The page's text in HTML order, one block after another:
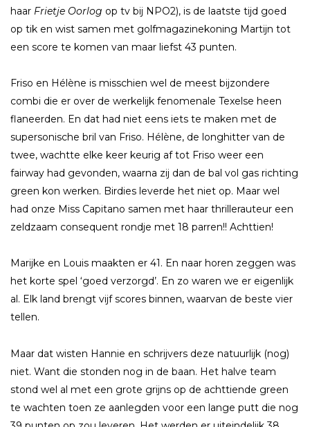
haar Frietje Oorlog op tv bij NPO2), is de laatste tijd goed
op tik en wist samen met golfmagazinekoning Martijn tot
een score te komen van maar liefst 43 punten.
Friso en Hélène is misschien wel de meest bijzondere
combi die er over de werkelijk fenomenale Texelse heen
flaneerden. En dat had niet eens iets te maken met de
supersonische bril van Friso. Hélène, de longhitter van de
twee, wachtte elke keer keurig af tot Friso weer een
fairway had gevonden, waarna zij dan de bal vol gas richting
green kon werken. Birdies leverde het niet op. Maar wel
had onze Miss Capitano samen met haar thrillerauteur een
zeldzaam consequent rondje met 18 parren!! Achttien!
Marijke en Louis maakten er 41. En naar horen zeggen was
het korte spel ‘goed verzorgd’. En zo waren we er eigenlijk
al. Elk land brengt vijf scores binnen, waarvan de beste vier
tellen.
Maar dat wisten Hannie en schrijvers deze natuurlijk (nog)
niet. Want die stonden nog in de baan. Het halve team
stond wel al met een grote grijns op de achttiende green
te wachten toen ze aanlegden voor een lange putt die nog